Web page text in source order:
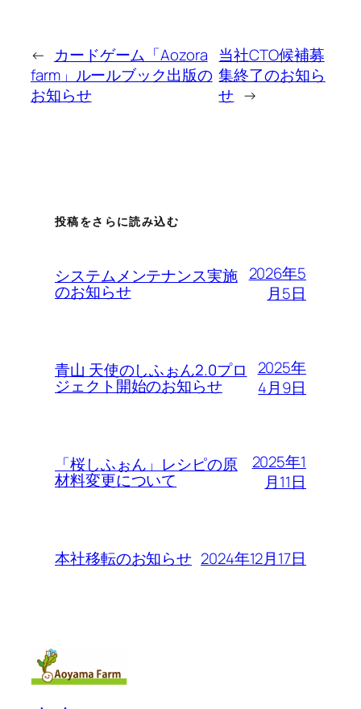
← カードゲーム「Aozora
farm」ルールブック出版の
お知らせ
当社CTO候補募
集終了のお知ら
せ →
投稿をさらに読み込む
システムメンテナンス実施
のお知らせ
2026年5
月5日
青山 天使のしふぉん2.0プロ
ジェクト開始のお知らせ
2025年
4月9日
「桜しふぉん」レシピの原
材料変更について
2025年1
月11日
本社移転のお知らせ 2024年12月17日